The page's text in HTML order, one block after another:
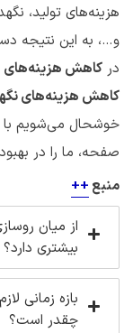
هزینه‌های تولید،
و…، به این نتیجه
در کاهش هزینه‌های
کاهش هزینه‌های
خوشحال می‌شویم با
صفحه، ما را در
منبع +
+
از میان
بیشتری دارد؟
بازه زمانی
چقدر است؟